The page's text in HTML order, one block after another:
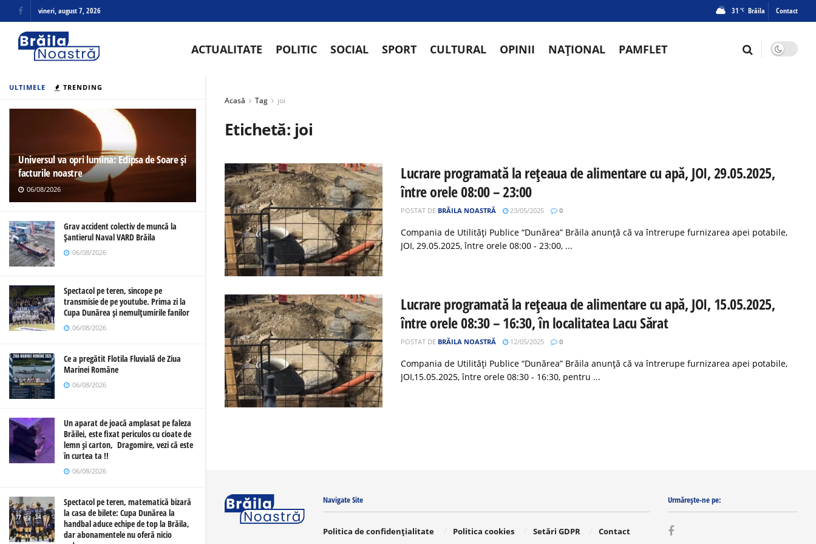
ULTIMELE TRENDING
Universul va opri lumina: Eclipsa de Soare și
facturile noastre
06/08/2026
Grav accident colectiv de muncă la
Șantierul Naval VARD Brăila
06/08/2026
Spectacol pe teren, sincope pe
transmisie de pe youtube. Prima zi la
Cupa Dunărea și nemulțumirile fanilor
06/08/2026
Ce a pregătit Flotila Fluvială de Ziua
Marinei Române
06/08/2026
Un aparat de joacă amplasat pe faleza
Brăilei, este fixat periculos cu cioate de
lemn și carton, Dragomire, vezi că este
în curtea ta !!
06/08/2026
Spectacol pe teren, matematică bizară
la casa de bilete: Cupa Dunărea la
handbal aduce echipe de top la Brăila,
dar abonamentele nu oferă nicio
vineri, august 7, 2026 31 °C Brăila Contact
ACTUALITATE POLITIC SOCIAL SPORT CULTURAL OPINII NAȚIONAL PAMFLET
Acasă Tag joi
Etichetă: joi
Lucrare programată la rețeaua de alimentare cu apă, JOI, 29.05.2025,
între orele 08:00 – 23:00
POSTAT DE BRĂILA NOASTRĂ 23/05/2025 0
Compania de Utilități Publice “Dunărea” Brăila anunță că va întrerupe furnizarea apei potabile,
JOI, 29.05.2025, între orele 08:00 - 23:00, ...
Lucrare programată la rețeaua de alimentare cu apă, JOI, 15.05.2025,
între orele 08:30 – 16:30, în localitatea Lacu Sărat
POSTAT DE BRĂILA NOASTRĂ 12/05/2025 0
Compania de Utilități Publice “Dunărea” Brăila anunță că va întrerupe furnizarea apei potabile,
JOI,15.05.2025, între orele 08:30 - 16:30, pentru ...
Navigate Site
Politica de confidențialitate Politica cookies Setări GDPR Contact
Urmărește-ne pe: